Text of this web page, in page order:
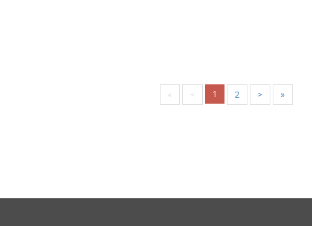
« < 1 2 > »